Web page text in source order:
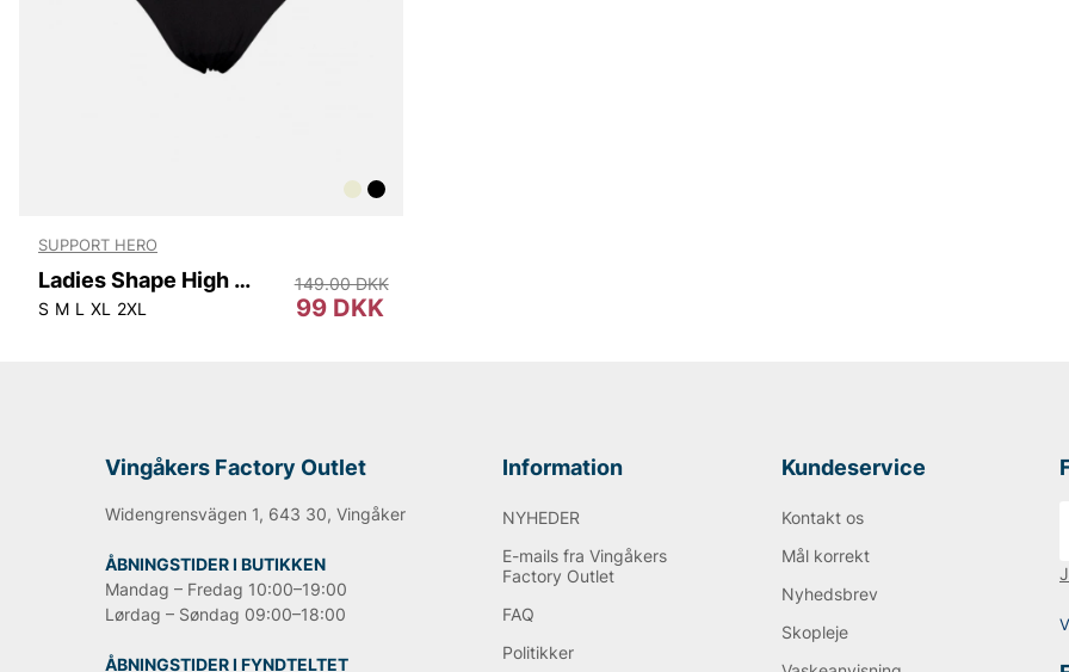
SUPPORT HERO
Ladies Shape High Waist
S M L XL 2XL 99 DKK
149.00 DKK
Vingåkers Factory Outlet
Widengrensvägen 1, 643 30, Vingåker
ÅBNINGSTIDER I BUTIKKEN
Mandag – Fredag 10:00–19:00
Lørdag – Søndag 09:00–18:00
ÅBNINGSTIDER I FYNDTELTET
Information
NYHEDER
E-mails fra Vingåkers
Factory Outlet
FAQ
Politikker
Kundeservice
Kontakt os
Mål korrekt
Nyhedsbrev
Skopleje